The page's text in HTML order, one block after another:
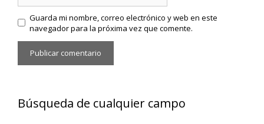
Guarda mi nombre, correo electrónico y web en este
navegador para la próxima vez que comente.
Búsqueda de cualquier campo